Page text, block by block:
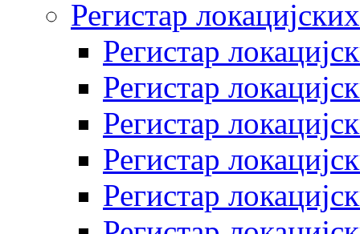
Регистар
Регистар
Регистар
Регистар
Регистар
Регистар